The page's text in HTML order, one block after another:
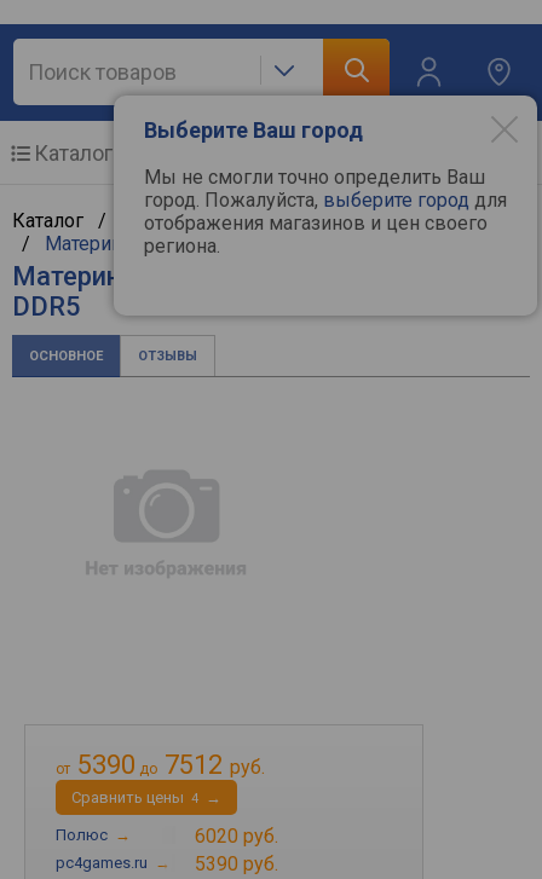
Выберите Ваш город
Мы не смогли точно определить Ваш
город. Пожалуйста, выберите город для
отображения магазинов и цен своего
региона.
Каталог
Каталог / Компьютерная техника/ Комплектующие
/ Материнские платы
Материнская плата MSI PRO B760M-E
DDR5
ОСНОВНОЕ ОТЗЫВЫ
от 5390 до 7512 руб.
Cравнить цены 4 →
Полюс → 6020 руб.
pc4games.ru → 5390 руб.